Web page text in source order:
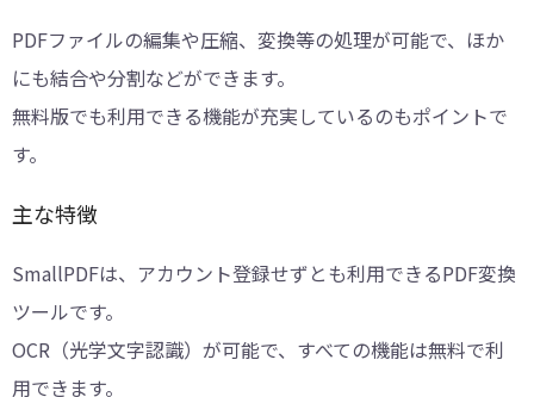
PDFファイルの編集や圧縮、変換等の処理が可能で、ほか
にも結合や分割などができます。
無料版でも利用できる機能が充実しているのもポイントで
す。
主な特徴
SmallPDFは、アカウント登録せずとも利用できるPDF変換
ツールです。
OCR（光学文字認識）が可能で、すべての機能は無料で利
用できます。